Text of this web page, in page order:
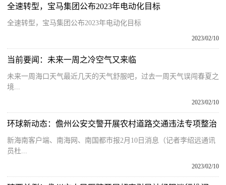
全速转型，宝马集团公布2023年电动化目标
全速转型，宝马集团公布2023年电动化目标
2023/02/10
当前要闻：未来一周之冷空气又来临
未来一周海口天气最近几天的天气舒服吧，过去一周天气误闯春夏之
境...
2023/02/10
环球新动态：儋州公安交警开展农村道路交通违法专项整治
新海南客户端、南海网、南国都市报2月10日消息（记者李绍远通讯
员杜...
2023/02/10